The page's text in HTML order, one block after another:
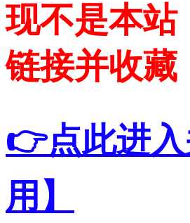
现不是本站
链接并收藏
👉点此进
用】